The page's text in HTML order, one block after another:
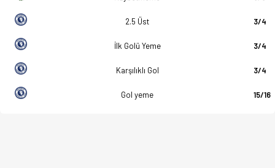
2.5 Üst 3/4
İlk Golü Yeme 3/4
Karşılıklı Gol 3/4
Gol yeme 15/16